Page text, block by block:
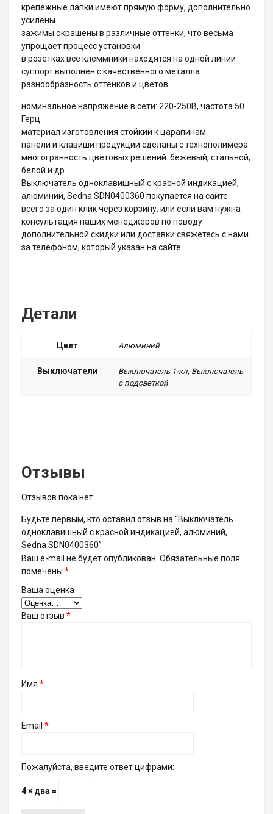
крепежные лапки имеют прямую форму, дополнительно
усилены
зажимы окрашены в различные оттенки, что весьма
упрощает процесс установки
в розетках все клеммники находятся на одной линии
суппорт выполнен с качественного металла
разнообразность оттенков и цветов
номинальное напряжение в сети: 220-250В, частота 50
Герц
материал изготовления стойкий к царапинам
панели и клавиши продукции сделаны с технополимера
многогранность цветовых решений: бежевый, стальной,
белой и др.
Выключатель одноклавишный с красной индикацией,
алюминий, Sedna SDN0400360 покупается на сайте
всего за один клик через корзину, или если вам нужна
консультация наших менеджеров по поводу
дополнительной скидки или доставки свяжетесь с нами
за телефоном, который указан на сайте.
Детали
Цвет Алюминий
Выключатели
Выключатель 1-кл, Выключатель
с подсветкой
Отзывы
Отзывов пока нет.
Будьте первым, кто оставил отзыв на “Выключатель
одноклавишный с красной индикацией, алюминий,
Sedna SDN0400360”
Ваш e-mail не будет опубликован. Обязательные поля
помечены *
Ваша оценка
Ваш отзыв *
Имя *
Email *
Пожалуйста, введите ответ цифрами:
4 × два =